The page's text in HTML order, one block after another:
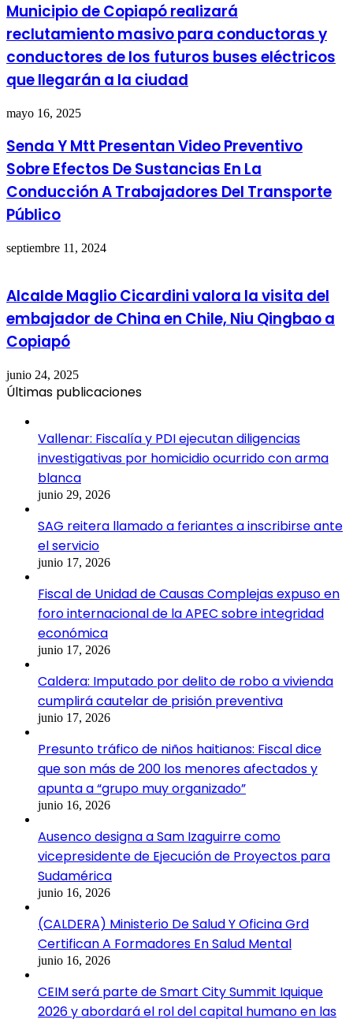
Municipio de Copiapó realizará
reclutamiento masivo para conductoras y
conductores de los futuros buses eléctricos
que llegarán a la ciudad
mayo 16, 2025
Senda Y Mtt Presentan Video Preventivo
Sobre Efectos De Sustancias En La
Conducción A Trabajadores Del Transporte
Público
septiembre 11, 2024
Alcalde Maglio Cicardini valora la visita del
embajador de China en Chile, Niu Qingbao a
Copiapó
junio 24, 2025
Últimas publicaciones
Vallenar: Fiscalía y PDI ejecutan diligencias
investigativas por homicidio ocurrido con arma
blanca
junio 29, 2026
SAG reitera llamado a feriantes a inscribirse ante
el servicio
junio 17, 2026
Fiscal de Unidad de Causas Complejas expuso en
foro internacional de la APEC sobre integridad
económica
junio 17, 2026
Caldera: Imputado por delito de robo a vivienda
cumplirá cautelar de prisión preventiva
junio 17, 2026
Presunto tráfico de niños haitianos: Fiscal dice
que son más de 200 los menores afectados y
apunta a “grupo muy organizado”
junio 16, 2026
Ausenco designa a Sam Izaguirre como
vicepresidente de Ejecución de Proyectos para
Sudamérica
junio 16, 2026
(CALDERA) Ministerio De Salud Y Oficina Grd
Certifican A Formadores En Salud Mental
junio 16, 2026
CEIM será parte de Smart City Summit Iquique
2026 y abordará el rol del capital humano en las